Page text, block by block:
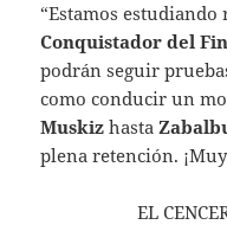
“Estamos
Conquistador del
podrán seguir
como conducir un
Muskizhasta
plena retención.
EL